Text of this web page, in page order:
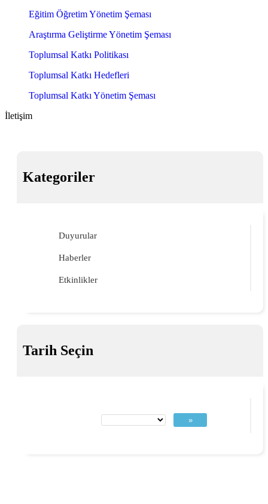
Eğitim Öğretim Yönetim Şeması
Araştırma Geliştirme Yönetim Şeması
Toplumsal Katkı Politikası
Toplumsal Katkı Hedefleri
Toplumsal Katkı Yönetim Şeması
İletişim
Kategoriler
Duyurular
Haberler
Etkinlikler
Tarih Seçin
»